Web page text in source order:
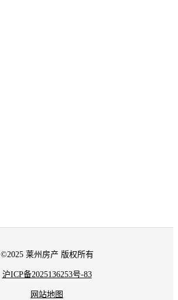
©2025 莱州房产 版权所有
沪ICP备2025136253号-83
网站地图